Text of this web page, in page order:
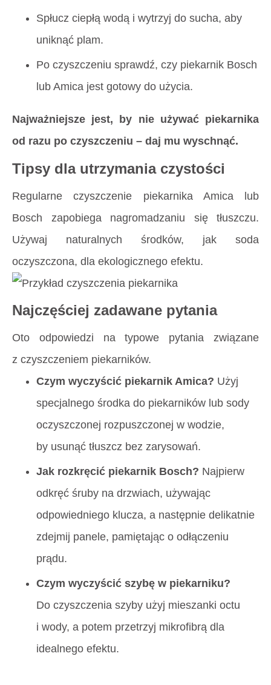
Spłucz ciepłą wodą i wytrzyj do sucha, aby
uniknąć plam.
Po czyszczeniu sprawdź, czy piekarnik Bosch
lub Amica jest gotowy do użycia.
Najważniejsze jest, by nie używać piekarnika
od razu po czyszczeniu – daj mu wyschnąć.
Tipsy dla utrzymania czystości
Regularne czyszczenie piekarnika Amica lub
Bosch zapobiega nagromadzaniu się tłuszczu.
Używaj naturalnych środków, jak soda
oczyszczona, dla ekologicznego efektu.
Najczęściej zadawane pytania
Oto odpowiedzi na typowe pytania związane
z czyszczeniem piekarników.
Czym wyczyścić piekarnik Amica? Użyj
specjalnego środka do piekarników lub sody
oczyszczonej rozpuszczonej w wodzie,
by usunąć tłuszcz bez zarysowań.
Jak rozkręcić piekarnik Bosch? Najpierw
odkręć śruby na drzwiach, używając
odpowiedniego klucza, a następnie delikatnie
zdejmij panele, pamiętając o odłączeniu
prądu.
Czym wyczyścić szybę w piekarniku?
Do czyszczenia szyby użyj mieszanki octu
i wody, a potem przetrzyj mikrofibrą dla
idealnego efektu.